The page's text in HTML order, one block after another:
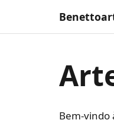
Bem-vindo